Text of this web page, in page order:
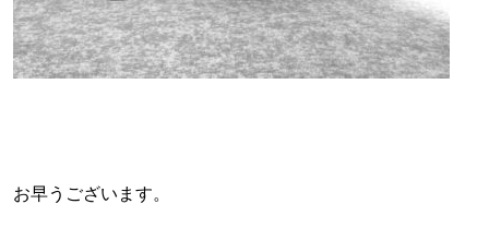
お早うございます。